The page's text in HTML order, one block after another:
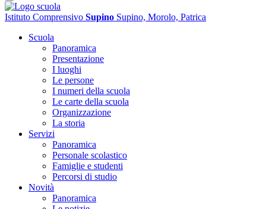
Istituto Comprensivo Supino Supino, Morolo, Patrica
Scuola
Panoramica
Presentazione
I luoghi
Le persone
I numeri della scuola
Le carte della scuola
Organizzazione
La storia
Servizi
Panoramica
Personale scolastico
Famiglie e studenti
Percorsi di studio
Novità
Panoramica